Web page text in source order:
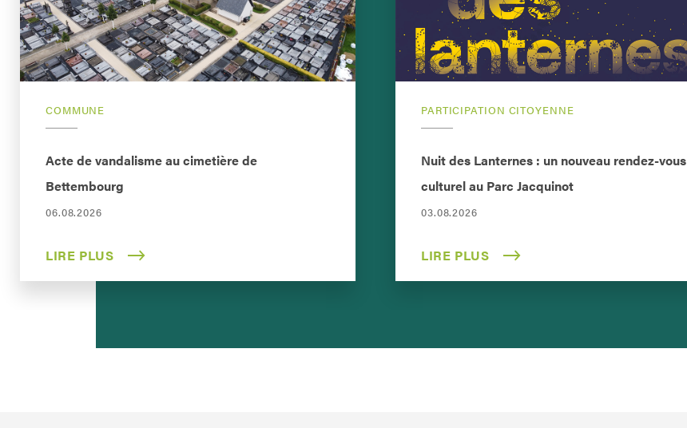
COMMUNE
Acte de vandalisme au cimetière de
Bettembourg
06.08.2026
LIRE PLUS
PARTICIPATION CITOYENNE
Nuit des Lanternes : un nouveau rendez-vous
culturel au Parc Jacquinot
03.08.2026
LIRE PLUS